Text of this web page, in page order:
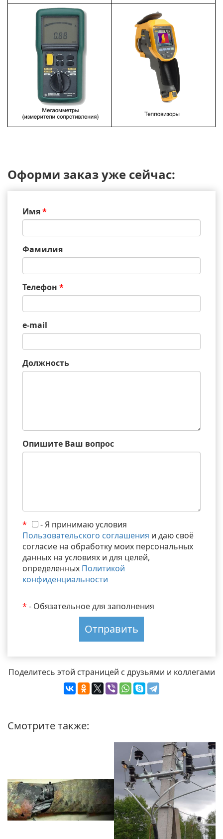
Оформи заказ уже сейчас:
Имя*
Фамилия
Телефон *
e-mail
Должность
Опишите Ваш вопрос
*
- Я принимаю условия
Пользовательского соглашения и даю своё
согласие на обработку моих персональных
данных на условиях и для целей,
определенных Политикой
конфиденциальности
* - Обязательное для заполнения
Поделитесь этой страницей с друзьями и коллегами
Смотрите также: